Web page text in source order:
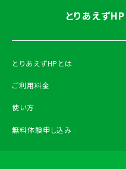
とりあえずHP
とりあえずHPとは
ご利用料金
使い方
無料体験申し込み